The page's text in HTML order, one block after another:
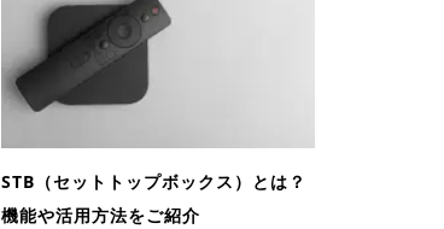
STB（セットトップボックス）とは？
機能や活用方法をご紹介